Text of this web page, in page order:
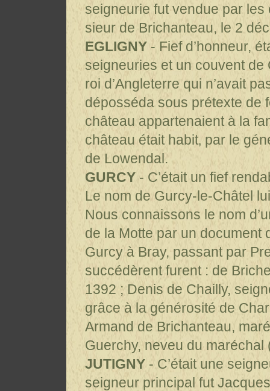
seigneurie fut vendue par les
sieur de Brichanteau, le 2
EGLIGNY - Fief d’honneur,
seigneuries et un couvent
roi d’Angleterre qui n’avait
déposséda sous prétexte de
château appartenaient à la
château était habit‚ par le
de Lowendal.
GURCY - C’était un fief
Le nom de Gurcy-le-Châtel
Nous connaissons le nom
de la Motte par un document
Gurcy à Bray, passant par
succédèrent furent : de
1392 ; Denis de Chailly,
grâce à la générosité de
Armand de Brichanteau,
Guerchy, neveu du maréchal
JUTIGNY - C’était une
seigneur principal fut